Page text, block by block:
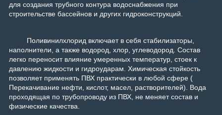
для создания трубного контура водоснабжения при
строительстве бассейнов и других гидроконструкций.
Поливинилхлорид включает в себя стабилизаторы,
наполнители, а также водород, хлор, углеводород. Состав
легко переносит влияние умеренных температур, стоек к
давлению жидкости и гидроударам. Химическая стойкость
позволяет применять ПВХ практически в любой сфере (
Перекачивание нефти, кислот, масел, растворителей). Вода
проходящая по трубопроводу из ПВХ, не меняет состав и
физические качества.